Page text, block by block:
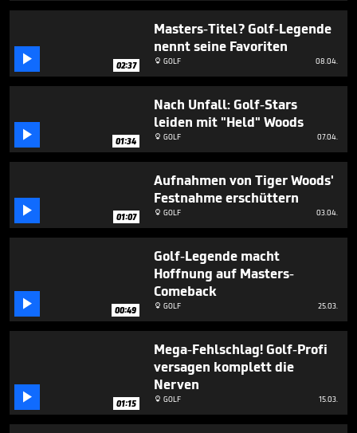
minute,
 02:37
Masters-Titel? Golf-Legende
nennt seine Favoriten
 GOLF 08.04.
 01:34
Nach Unfall: Golf-Stars
leiden mit "Held" Woods
 GOLF 07.04.
 01:07
Aufnahmen von Tiger Woods'
Festnahme erschüttern
 GOLF 03.04.
 00:49
Golf-Legende macht
Hoffnung auf Masters-
Comeback
 GOLF 25.03.
 01:15
Mega-Fehlschlag! Golf-Profi
versagen komplett die
Nerven
 GOLF 15.03.